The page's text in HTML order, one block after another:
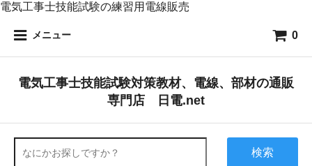
電気工事士技能試験の練習用電線販売
メニュー 0
電気工事士技能試験対策教材、電線、部材の通販
専門店 日電.net
検索